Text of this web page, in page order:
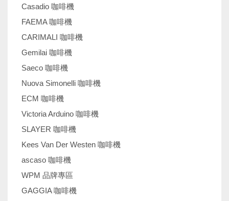
Casadio 咖啡機
FAEMA 咖啡機
CARIMALI 咖啡機
Gemilai 咖啡機
Saeco 咖啡機
Nuova Simonelli 咖啡機
ECM 咖啡機
Victoria Arduino 咖啡機
SLAYER 咖啡機
Kees Van Der Westen 咖啡機
ascaso 咖啡機
WPM 品牌專區
GAGGIA 咖啡機